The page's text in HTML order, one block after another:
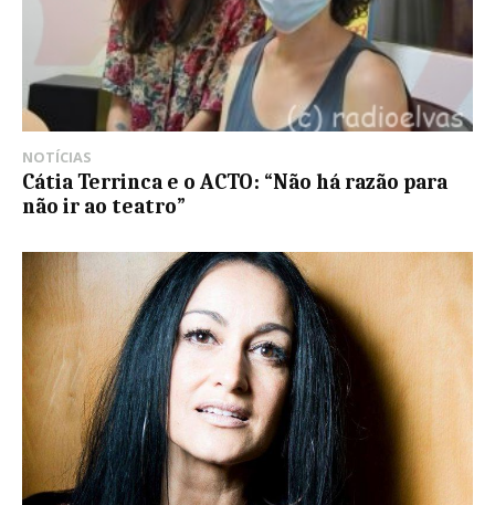
NOTÍCIAS
Cátia Terrinca e o ACTO: “Não há razão para
não ir ao teatro”